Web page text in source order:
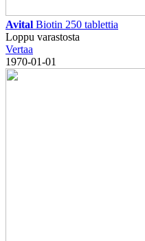
Avital Biotin 250 tablettia
Loppu varastosta
Vertaa
1970-01-01